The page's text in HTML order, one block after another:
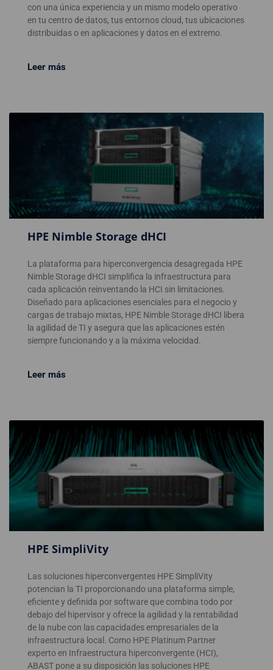
con una única experiencia y un mismo modelo operativo
en tu centro de datos, tus entornos cloud, tus ubicaciones
distribuidas o en aplicaciones y datos en el extremo.
Leer más
HPE Nimble Storage dHCI
La plataforma para hiperconvergencia desagregada HPE
Nimble Storage dHCI simplifica la infraestructura para
cada aplicación reinventando la HCI sin limitaciones.
Diseñado para aplicaciones esenciales para el negocio y
cargas de trabajo mixtas, HPE Nimble Storage dHCI libera
la agilidad de TI y asegura que las aplicaciones estén
siempre funcionando y a la máxima velocidad.
Leer más
HPE SimpliVity
Las soluciones hiperconvergentes HPE SimpliVity
potencian la TI proporcionando una plataforma simple,
eficiente y definida por software que combina todo por
debajo del hipervisor y ofrece la agilidad y la rentabilidad
de la nube con las capacidades empresariales de la
infraestructura local. Como HPE Platinum Partner
experto en Infraestructura hiperconvergente (HCI),
ABAST pone a su disposición las soluciones HPE